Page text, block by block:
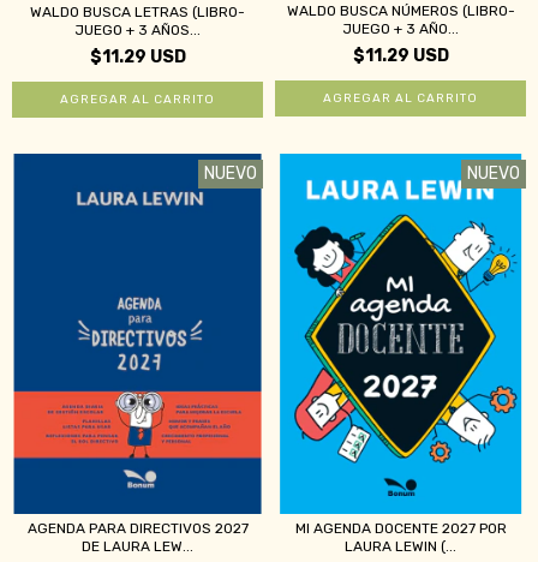
WALDO BUSCA LETRAS (LIBRO-
JUEGO + 3 AÑOS...
$11.29 USD
WALDO BUSCA NÚMEROS (LIBRO-
JUEGO + 3 AÑO...
$11.29 USD
NUEVO
AGENDA PARA DIRECTIVOS 2027
DE LAURA LEW...
NUEVO
MI AGENDA DOCENTE 2027 POR
LAURA LEWIN (...